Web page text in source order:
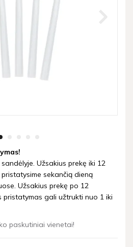
Užsakius prekę iki 12
sekančią dieną
Užsakius prekę po 12
pristatymas gali užtrukti nuo 1 iki
paskutiniai vienetai!